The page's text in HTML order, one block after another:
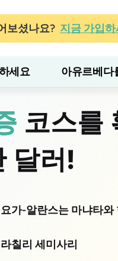
보셨나요? 지금 가입
세요 아유르베다
코스를
달러!
요가-알란스는 마냐타와
라칠리 세미사리